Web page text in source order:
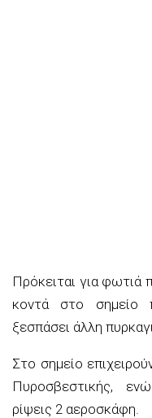
Πρόκειται για φωτιά
κοντά στο σημείο
ξεσπάσει άλλη
Στο σημείο
Πυροσβεστικής,
ρίψεις 2 αεροσκάφη.